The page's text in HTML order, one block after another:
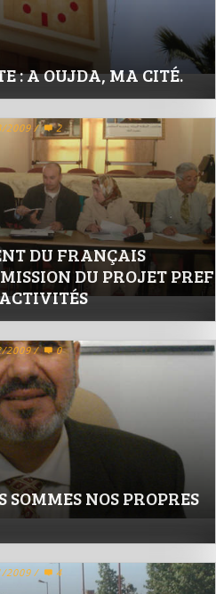
: A OUJDA, MA CITÉ.
DU FRANÇAIS
DU PROJET PREF
2009 / 2
NOS PROPRES
2009 / 0
2009 / 4